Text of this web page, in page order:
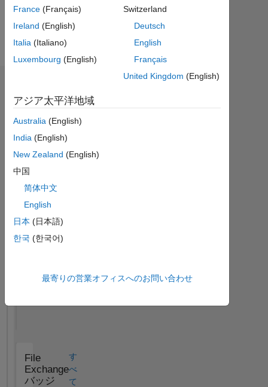
Aishwarya
Rao's
ッ
ジ
MATLAB
Answers
バッジ
First Answer
File
Exchange
バッジ
す
べ
て
France (Français)
Ireland (English)
Italia (Italiano)
Luxembourg (English)
Switzerland
Deutsch
English
Français
United Kingdom (English)
アジア太平洋地域
Australia (English)
India (English)
New Zealand (English)
中国
简体中文
English
日本 (日本語)
한국 (한국어)
最寄りの営業オフィスへのお問い合わせ